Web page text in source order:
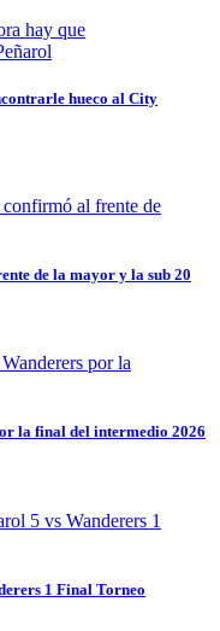
hueco al City
de la mayor y la sub 20
la final del intermedio 2026
1 Final Torneo